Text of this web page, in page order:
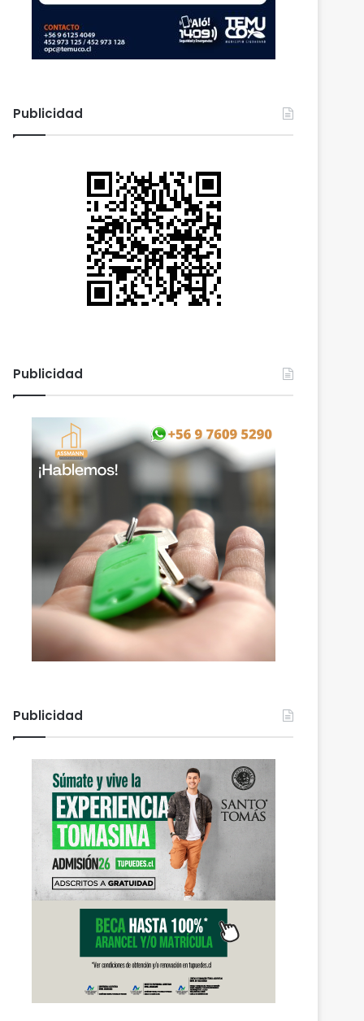
Publicidad
Publicidad
Publicidad